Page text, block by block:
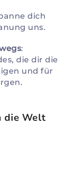
dich
uns.
:
die dir die
und für
die Welt